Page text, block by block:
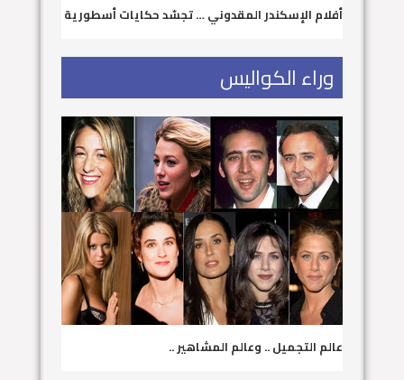
أفلام الإسكندر المقدوني … تجسّد حكايات أسطورية
وراء الكواليس
عالم التجميل .. وعالم المشاهير ..